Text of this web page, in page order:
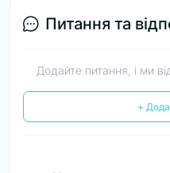
Питання та
Додайте питання, і ми
+